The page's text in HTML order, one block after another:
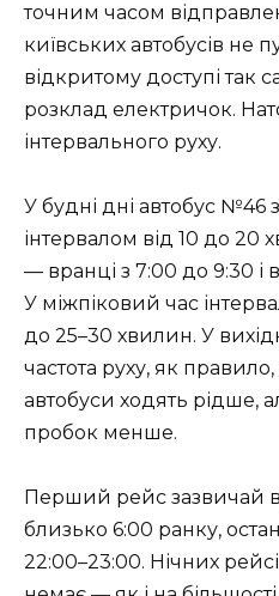
точним часом
київських автобусів не
відкритому доступі так
розклад електричок.
інтервального руху.
У будні дні автобус №46
інтервалом від 10 до 20
— вранці з 7:00 до 9:30 і
У міжпіковий час
до 25–30 хвилин. У
частота руху, як
автобуси ходять рідше,
пробок менше.
Перший рейс зазвичай
близько 6:00 ранку,
22:00–23:00. Нічних